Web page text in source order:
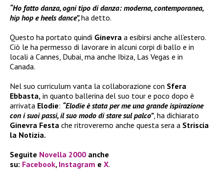
“Ho fatto danza, ogni tipo di danza: moderna, contemporanea,
hip hop e heels dance”,ha detto.
Questo ha portato quindi Ginevra a esibirsi anche all’estero.
Ciò le ha permesso di lavorare in alcuni corpi di ballo e in
locali a Cannes, Dubai, ma anche Ibiza, Las Vegas e in
Canada.
Nel suo curriculum vanta la collaborazione con Sfera
Ebbasta, in quanto ballerina del suo tour e poco dopo è
arrivata Elodie: “Elodie è stata per me una grande ispirazione
con i suoi passi, il suo modo di stare sul palco”, ha dichiarato
Ginevra Festa che ritroveremo anche questa sera a Striscia
la Notizia.
Seguite Novella 2000 anche
su: Facebook, Instagram e X.